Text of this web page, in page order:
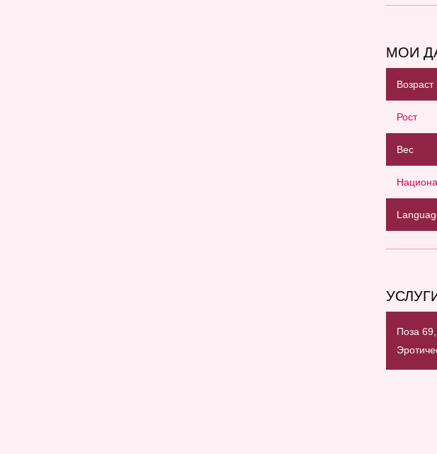
МОИ
Возраст
Рост
Вес
Поза 69,